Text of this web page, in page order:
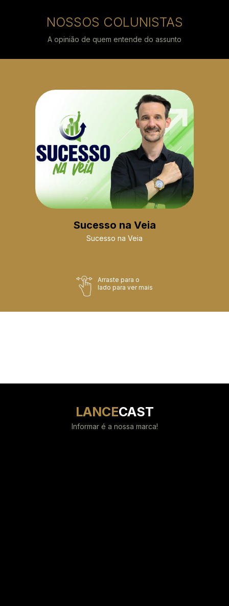
NOSSOS COLUNISTAS
A opinião de quem entende do assunto
Sucesso na Veia
Sucesso na Veia
Arraste para o
lado para ver mais
LANCECAST
Informar é a nossa marca!